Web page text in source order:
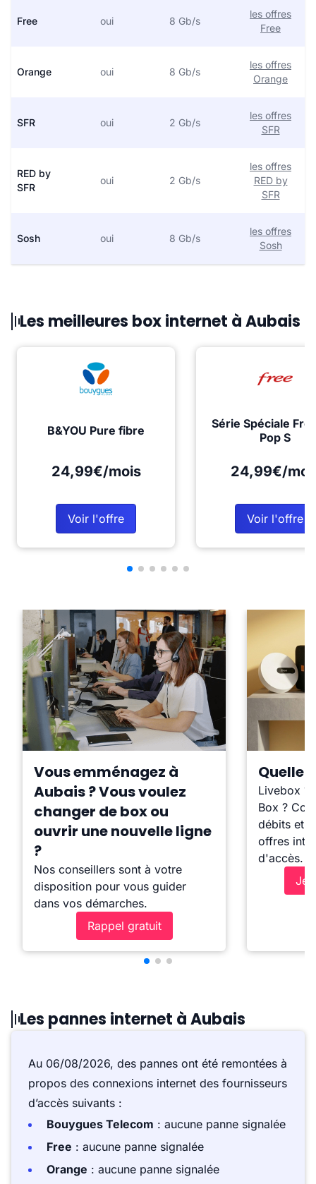
Free oui 8 Gb/s
les offres
Free
Orange oui 8 Gb/s
les offres
Orange
SFR oui 2 Gb/s
les offres
SFR
RED by
SFR
oui 2 Gb/s
les offres
RED by
SFR
Sosh oui 8 Gb/s
les offres
Sosh
Les meilleures box internet à Aubais
B&YOU Pure fibre
24,99€/mois
Voir l'offre
Série Spéciale
Pop S
24,99€/
Voir l'offre
Vous emménagez à
Aubais ? Vous voulez
changer de box ou
ouvrir une nouvelle ligne
?
Nos conseillers sont à votre
disposition pour vous guider
dans vos démarches.
Rappel gratuit
Quelle
Livebox ?
Box ?
débits et
offres
d'accès.
Je
Les pannes internet à Aubais
Au 06/08/2026, des pannes ont été remontées à
propos des connexions internet des fournisseurs
d’accès suivants :
Bouygues Telecom : aucune panne signalée
Free : aucune panne signalée
Orange : aucune panne signalée